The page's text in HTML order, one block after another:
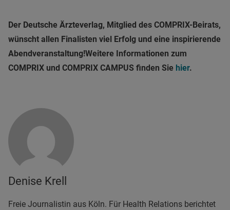
Der Deutsche Ärzteverlag, Mitglied des COMPRIX-Beirats,
wünscht allen Finalisten viel Erfolg und eine inspirierende
Abendveranstaltung!Weitere Informationen zum
COMPRIX und COMPRIX CAMPUS finden Sie hier.
Denise Krell
Freie Journalistin aus Köln. Für Health Relations berichtet